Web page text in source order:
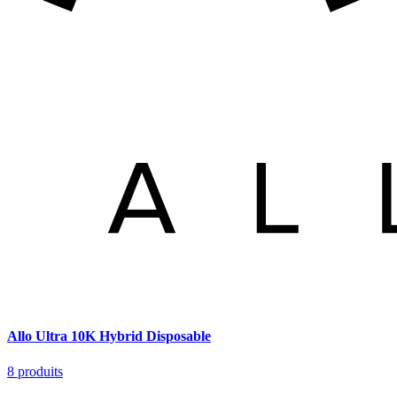
Allo Ultra 10K Hybrid Disposable
8 produits